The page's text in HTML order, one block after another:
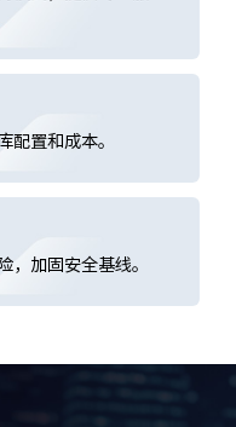
配置和成本。
，加固安全基线。